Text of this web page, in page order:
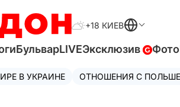
+18 КИЕВ
БульварLIVEЭксклюзив Фото
В УКРАИНЕ ОТНОШЕНИЯ С